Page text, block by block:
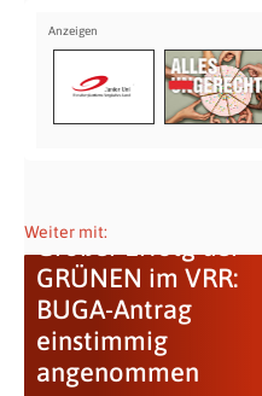
Weiter mit:
Großer Erfolg der
GRÜNEN im VRR:
BUGA-Antrag
einstimmig
angenommen